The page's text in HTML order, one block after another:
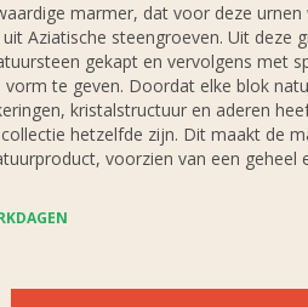
marmer, dat voor deze
Aziatische steengroeven. Uit deze
gekapt en vervolgens met
vorm te geven. Doordat elke blok
kristalstructuur en aderen
hetzelfde zijn. Dit maakt de
voorzien van een geheel